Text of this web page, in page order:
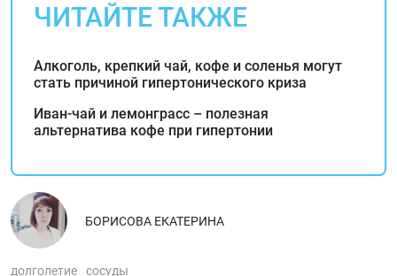
ЧИТАЙТЕ ТАКЖЕ
Алкоголь, крепкий чай, кофе и соленья могут
стать причиной гипертонического криза
Иван-чай и лемонграсс – полезная
альтернатива кофе при гипертонии
БОРИСОВА ЕКАТЕРИНА
долголетие сосуды